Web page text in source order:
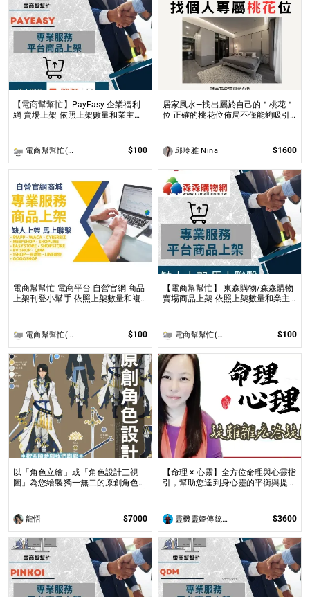
【電商幫幫忙】PayEasy 企業福利
網 賣場上架 依照上架數量和業主討
電商幫幫忙(電商平台代營運/電商上架/運營策略/網路行銷) $100
居家風水—找出屬於自己的＂桃花＂
位 正確的桃花位佈局不僅能夠吸引
邱玲雅 Nina $1600
電商幫幫忙 電商平台 自營官網 商品
上架刊登小幫手 依照上架數量和複
電商幫幫忙(電商平台代營運/電商上架/運營策略/網路行銷) $100
【電商幫幫忙】 東森購物/森森購物
賣場商品上架 依照上架數量和業主
電商幫幫忙(電商平台代營運/電商上架/運營策略/網路行銷) $100
以「角色立繪」或「角色設計三視
圖」為您繪製獨一無二的原創角色！
設計好的角色繪製「角色立繪」！
龍悟 $7000
【命理 × 心靈】全方位命理與心靈指
引，幫助您達到身心靈的平衡與提升
靈機靈姬傳統文化學院 $3600